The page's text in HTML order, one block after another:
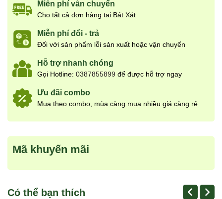
Miễn phí vẫn chuyển
Cho tất cả đơn hàng tại Bát Xát
Miễn phí đổi - trả
Đối với sản phẩm lỗi sản xuất hoặc vận chuyển
Hỗ trợ nhanh chóng
Gọi Hotline: 0387855899 để được hỗ trợ ngay
Ưu đãi combo
Mua theo combo, mùa càng mua nhiều giá càng rẻ
Mã khuyến mãi
Có thể bạn thích